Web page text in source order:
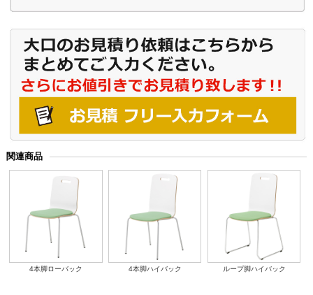
関連商品
4本脚ローバック 4本脚ハイバック ループ脚ハイバック